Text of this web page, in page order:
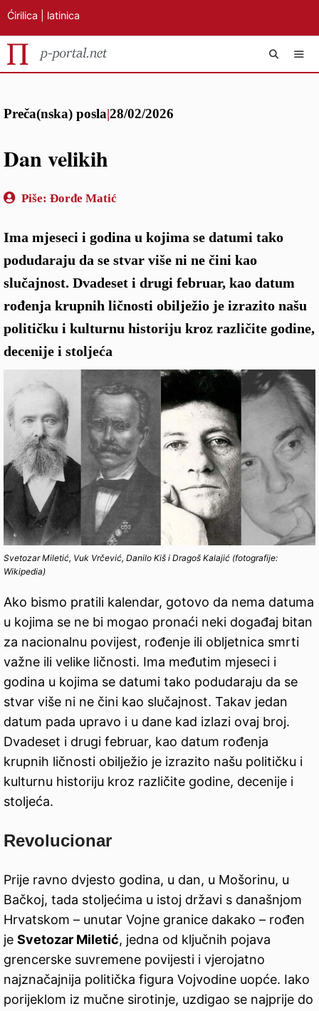
sadržaj
Ćirilica latinica
Preča(nska) posla|28/02/2026
Dan velikih
Piše: Đorđe Matić
Ima mjeseci i godina u kojima se datumi tako
podudaraju da se stvar više ni ne čini kao
slučajnost. Dvadeset i drugi februar, kao datum
rođenja krupnih ličnosti obilježio je izrazito našu
političku i kulturnu historiju kroz različite godine,
decenije i stoljeća
Svetozar Miletić, Vuk Vrčević, Danilo Kiš i Dragoš Kalajić (fotografije:
Wikipedia)
Ako bismo pratili kalendar, gotovo da nema datuma
u kojima se ne bi mogao pronaći neki događaj bitan
za nacionalnu povijest, rođenje ili obljetnica smrti
važne ili velike ličnosti. Ima međutim mjeseci i
godina u kojima se datumi tako podudaraju da se
stvar više ni ne čini kao slučajnost. Takav jedan
datum pada upravo i u dane kad izlazi ovaj broj.
Dvadeset i drugi februar, kao datum rođenja
krupnih ličnosti obilježio je izrazito našu političku i
kulturnu historiju kroz različite godine, decenije i
stoljeća.
Revolucionar
Prije ravno dvjesto godina, u dan, u Mošorinu, u
Bačkoj, tada stoljećima u istoj državi s današnjom
Hrvatskom – unutar Vojne granice dakako – rođen
je Svetozar Miletić, jedna od ključnih pojava
grencerske suvremene povijesti i vjerojatno
najznačajnija politička figura Vojvodine uopće. Iako
porijeklom iz mučne sirotinje, uzdigao se najprije do